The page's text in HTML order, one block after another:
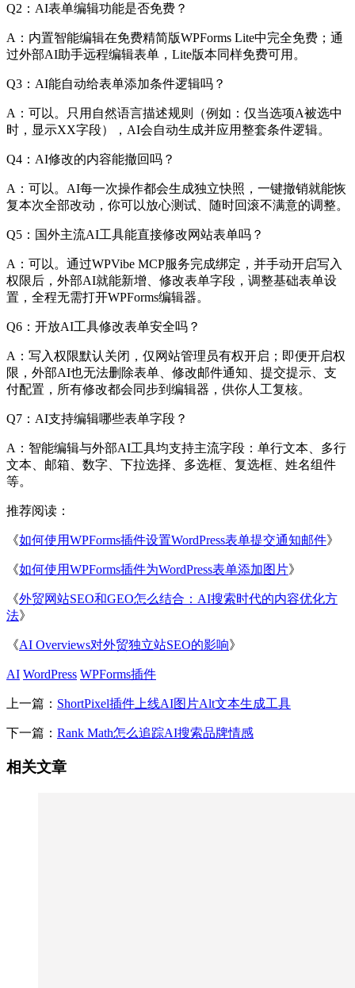
Q2：AI表单编辑功能是否免费？
A：内置智能编辑在免费精简版WPForms Lite中完全免费；通
过外部AI助手远程编辑表单，Lite版本同样免费可用。
Q3：AI能自动给表单添加条件逻辑吗？
A：可以。只用自然语言描述规则（例如：仅当选项A被选中
时，显示XX字段），AI会自动生成并应用整套条件逻辑。
Q4：AI修改的内容能撤回吗？
A：可以。AI每一次操作都会生成独立快照，一键撤销就能恢
复本次全部改动，你可以放心测试、随时回滚不满意的调整。
Q5：国外主流AI工具能直接修改网站表单吗？
A：可以。通过WPVibe MCP服务完成绑定，并手动开启写入
权限后，外部AI就能新增、修改表单字段，调整基础表单设
置，全程无需打开WPForms编辑器。
Q6：开放AI工具修改表单安全吗？
A：写入权限默认关闭，仅网站管理员有权开启；即便开启权
限，外部AI也无法删除表单、修改邮件通知、提交提示、支
付配置，所有修改都会同步到编辑器，供你人工复核。
Q7：AI支持编辑哪些表单字段？
A：智能编辑与外部AI工具均支持主流字段：单行文本、多行
文本、邮箱、数字、下拉选择、多选框、复选框、姓名组件
等。
推荐阅读：
《如何使用WPForms插件设置WordPress表单提交通知邮件》
《如何使用WPForms插件为WordPress表单添加图片》
《外贸网站SEO和GEO怎么结合：AI搜索时代的内容优化方
法》
《AI Overviews对外贸独立站SEO的影响》
AI WordPress WPForms插件
上一篇： ShortPixel插件上线AI图片Alt文本生成工具
下一篇： Rank Math怎么追踪AI搜索品牌情感
相关文章